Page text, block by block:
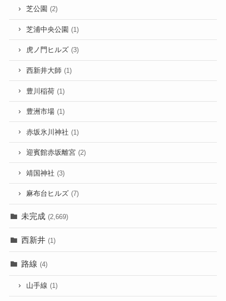
芝公園 (2)
芝浦中央公園 (1)
虎ノ門ヒルズ (3)
西新井大師 (1)
豊川稲荷 (1)
豊洲市場 (1)
赤坂氷川神社 (1)
迎賓館赤坂離宮 (2)
靖国神社 (3)
麻布台ヒルズ (7)
未完成 (2,669)
西新井 (1)
路線 (4)
山手線 (1)